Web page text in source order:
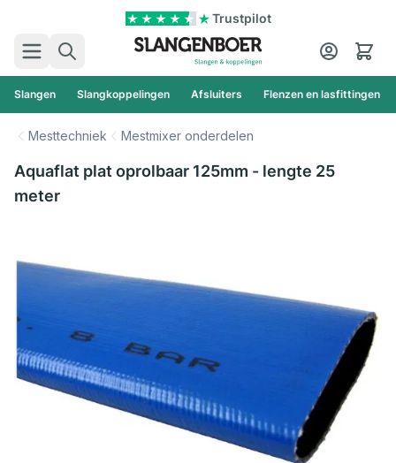
Trustpilot
Zoek
Cart
Slangen Slangkoppelingen Afsluiters Flenzen en lasfittingen
Mesttechniek Mestmixer onderdelen
Aquaflat plat oprolbaar 125mm - lengte 25
meter